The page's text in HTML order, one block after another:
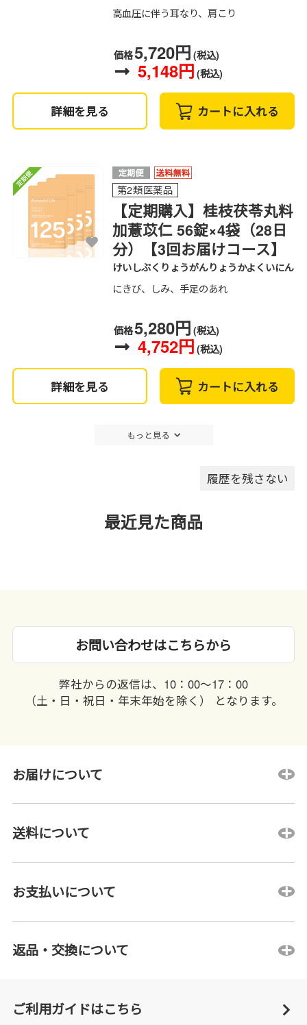
高血圧に伴う耳なり、肩こり
価格5,720円 (税込)
5,148円 (税込)
詳細を見る カートに入れる
第2類医薬品
【定期購入】桂枝茯苓丸料
加薏苡仁 56錠×4袋（28日
分）【3回お届けコース】
けいしぶくりょうがんりょうかよくいにん
にきび、しみ、手足のあれ
価格5,280円 (税込)
4,752円 (税込)
詳細を見る カートに入れる
もっと見る
履歴を残さない
最近見た商品
お問い合わせはこちらから
弊社からの返信は、10：00〜17：00
（土・日・祝日・年末年始を除く） となります。
お届けについて
送料について
お支払いについて
返品・交換について
ご利用ガイドはこちら